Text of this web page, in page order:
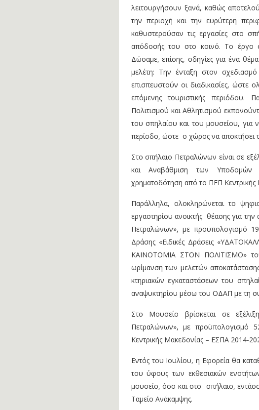
λειτουργήσουν ξανά, καθώς
την περιοχή και την ευρύτερη
καθυστερούσαν τις εργασίες στο
απόδοσής του στο κοινό. Το έργο
Δώσαμε, επίσης, οδηγίες για ένα
μελέτη: Την ένταξη στον
επισπευστούν οι διαδικασίες, ώστε
επόμενης τουριστικής περιόδου.
Πολιτισμού και Αθλητισμού
του σπηλαίου και του μουσείου, για
περίοδο, ώστε ο χώρος να αποκτήσει
Στο σπήλαιο Πετραλώνων είναι σε
και Αναβάθμιση των Υποδομών
χρηματοδότηση από το ΠΕΠ
Παράλληλα, ολοκληρώνεται το
εργαστηρίου ανοικτής θέασης για
Πετραλώνων», με προϋπολογισμό
Δράσης «Ειδικές Δράσεις
ΚΑΙΝΟΤΟΜΙΑ ΣΤΟΝ ΠΟΛΙΤΙΣΜΟ»
ωρίμανση των μελετών
κτηριακών εγκαταστάσεων του
αναψυκτηρίου μέσω του ΟΔΑΠ με τη
Στο Μουσείο βρίσκεται σε
Πετραλώνων», με προϋπολογισμό
Κεντρικής Μακεδονίας – ΕΣΠΑ 2014-
Εντός του Ιουλίου, η Εφορεία θα
του ύφους των εκθεσιακών
μουσείο, όσο και στο σπήλαιο,
Ταμείο Ανάκαμψης.